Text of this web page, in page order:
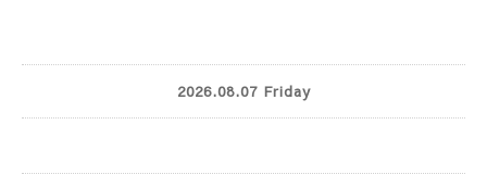
2026.08.07 Friday